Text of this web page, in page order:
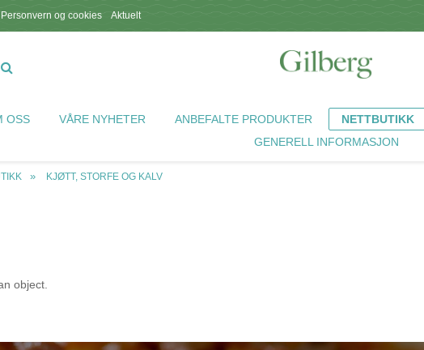
Personvern og cookies Aktuelt
OSS VÅRE NYHETER ANBEFALTE PRODUKTER NETTBUTIKK
GENERELL INFORMASJON
KJØTT, STORFE OG KALV
object.